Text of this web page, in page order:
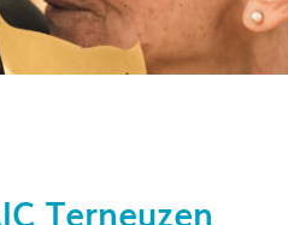
Terneuzen